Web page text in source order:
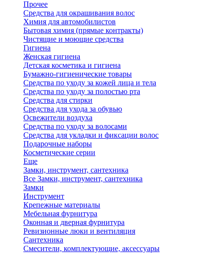
Прочее
Средства для окрашивания волос
Химия для автомобилистов
Бытовая химия (прямые контракты)
Чистящие и моющие средства
Гигиена
Женская гигиена
Детская косметика и гигиена
Бумажно-гигиенические товары
Средства по уходу за кожей лица и тела
Средства по уходу за полостью рта
Средства для стирки
Средства для ухода за обувью
Освежители воздуха
Средства по уходу за волосами
Средства для укладки и фиксации волос
Подарочные наборы
Косметические серии
Еще
Замки, инструмент, сантехника
Все Замки, инструмент, сантехника
Замки
Инструмент
Крепежные материалы
Мебельная фурнитура
Оконная и дверная фурнитура
Ревизионные люки и вентиляция
Сантехника
Смесители, комплектующие, аксессуары